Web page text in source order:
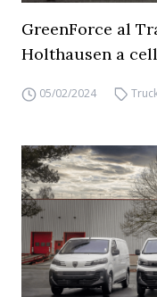
GreenForce al
Holthausen a
05/02/2024